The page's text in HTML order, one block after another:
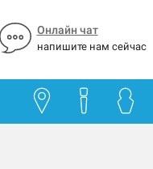
Онлайн чат
напишите нам сейчас